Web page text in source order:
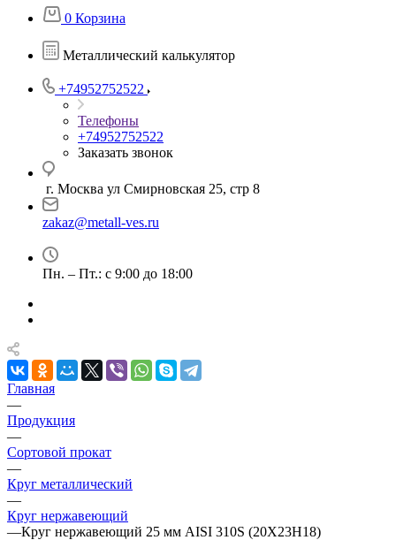
0 Корзина
Металлический калькулятор
+74952752522
Телефоны
+74952752522
Заказать звонок
г. Москва ул Смирновская 25, стр 8
zakaz@metall-ves.ru
Пн. – Пт.: с 9:00 до 18:00
Главная
—
Продукция
—
Сортовой прокат
—
Круг металлический
—
Круг нержавеющий
—Круг нержавеющий 25 мм AISI 310S (20Х23Н18)